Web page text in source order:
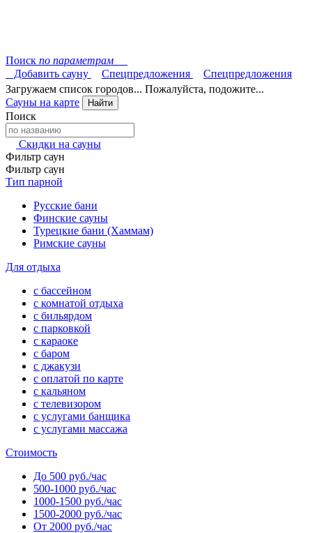
Поиск по параметрам
Добавить сауну
Спецпредложения
Спецпредложения
Загружаем список городов... Пожалуйста, подожите...
Сауны на карте
Найти
Поиск
Скидки на сауны
Фильтр саун
Фильтр саун
Тип парной
Русские бани
Финские сауны
Турецкие бани (Хаммам)
Римские сауны
Для отдыха
с бассейном
с комнатой отдыха
с бильярдом
с парковкой
с караоке
с баром
с джакузи
с оплатой по карте
с кальяном
с телевизором
с услугами банщика
с услугами массажа
Стоимость
До 500 руб./час
500-1000 руб./час
1000-1500 руб./час
1500-2000 руб./час
От 2000 руб./час